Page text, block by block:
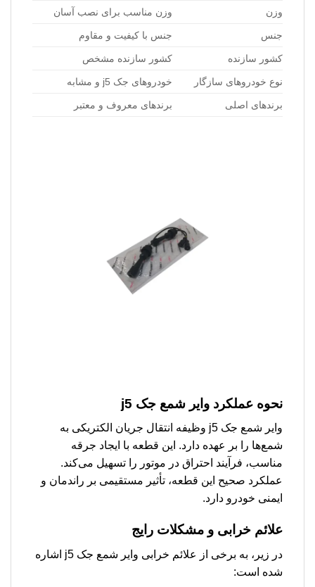
وزن وزن مناسب برای نصب آسان
جنس جنس با کیفیت و مقاوم
کشور سازنده کشور سازنده مشخص
نوع خودروهای سازگار خودروهای جک j5 و مشابه
برندهای اصلی برندهای معروف و معتبر
نحوه عملکرد وایر شمع جک j5
وایر شمع جک j5 وظیفه انتقال جریان الکتریکی به
شمع‌ها را بر عهده دارد. این قطعه با ایجاد جرقه
مناسب، فرآیند احتراق در موتور را تسهیل می‌کند.
عملکرد صحیح این قطعه، تأثیر مستقیمی بر راندمان و
ایمنی خودرو دارد.
علائم خرابی و مشکلات رایج
در زیر، به برخی از علائم خرابی وایر شمع جک j5 اشاره
شده است: